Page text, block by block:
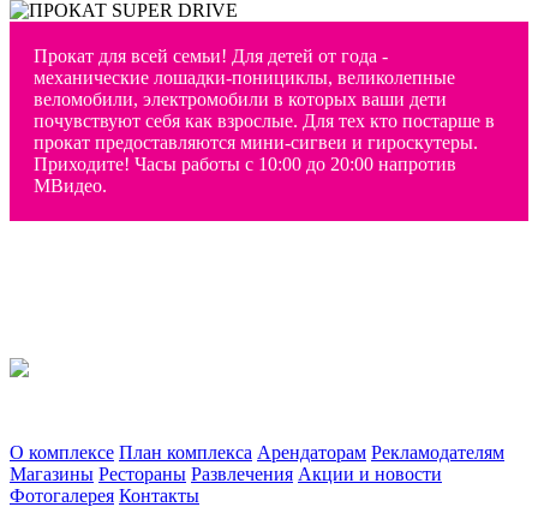
Прокат для всей семьи! Для детей от года -
механические лошадки-понициклы, великолепные
веломобили, электромобили в которых ваши дети
почувствуют себя как взрослые. Для тех кто постарше в
прокат предоставляются мини-сигвеи и гироскутеры.
Приходите! Часы работы с 10:00 до 20:00 напротив
МВидео.
О комплексе План комплекса Арендаторам Рекламодателям
Магазины Рестораны Развлечения Акции и новости
Фотогалерея Контакты